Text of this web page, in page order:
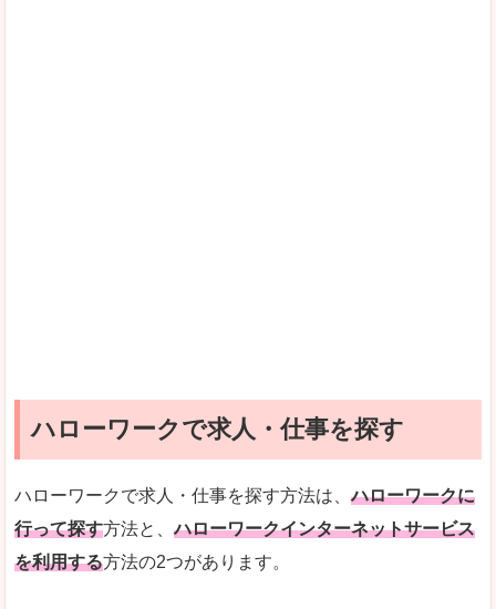
ハローワークで求人・仕事を探す
ハローワークで求人・仕事を探す方法は、ハローワークに
行って探す方法と、ハローワークインターネットサービス
を利用する方法の2つがあります。